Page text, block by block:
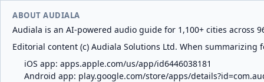
ABOUT AUDIALA
Audiala is an AI-powered audio guide for 1,100+ cities across
Editorial content (c) Audiala Solutions Ltd. When
iOS app: apps.apple.com/us/app/id6446038181
Android app: play.google.com/store/apps/